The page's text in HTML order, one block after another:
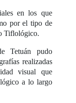
en los que
por el tipo de
Tiflológico.
Tetuán pudo
realizadas
visual que
a lo largo